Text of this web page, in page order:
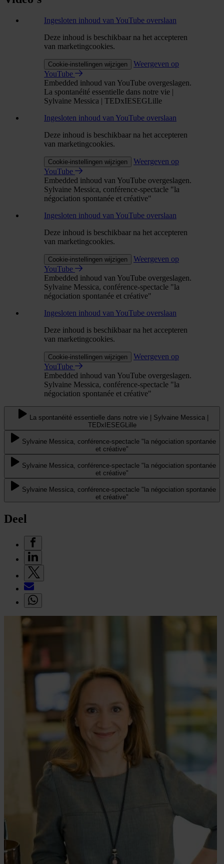
Ingesloten inhoud van YouTube overslaan
Deze inhoud is beschikbaar na het accepteren
van marketingcookies.
Cookie-instellingen wijzigen
Weergeven op
YouTube
Embedded inhoud van YouTube overgeslagen.
La spontanéité essentielle dans notre vie |
Sylvaine Messica | TEDxIESEGLille
Ingesloten inhoud van YouTube overslaan
Deze inhoud is beschikbaar na het accepteren
van marketingcookies.
Cookie-instellingen wijzigen
Weergeven op
YouTube
Embedded inhoud van YouTube overgeslagen.
Sylvaine Messica, conférence-spectacle "la
négociation spontanée et créative"
Ingesloten inhoud van YouTube overslaan
Deze inhoud is beschikbaar na het accepteren
van marketingcookies.
Cookie-instellingen wijzigen
Weergeven op
YouTube
Embedded inhoud van YouTube overgeslagen.
Sylvaine Messica, conférence-spectacle "la
négociation spontanée et créative"
Ingesloten inhoud van YouTube overslaan
Deze inhoud is beschikbaar na het accepteren
van marketingcookies.
Cookie-instellingen wijzigen
Weergeven op
YouTube
Embedded inhoud van YouTube overgeslagen.
Sylvaine Messica, conférence-spectacle "la
négociation spontanée et créative"
La spontanéité essentielle dans notre vie | Sylvaine Messica |
TEDxIESEGLille
Sylvaine Messica, conférence-spectacle "la négociation spontanée
et créative"
Sylvaine Messica, conférence-spectacle "la négociation spontanée
et créative"
Sylvaine Messica, conférence-spectacle "la négociation spontanée
et créative"
Deel